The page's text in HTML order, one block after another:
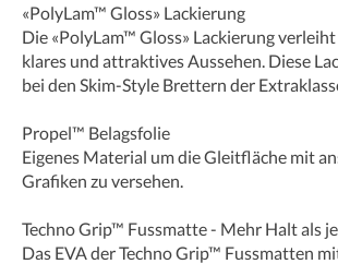
«PolyLam™ Gloss» Lackierung
Die «PolyLam™ Gloss» Lackierung
klares und attraktives Aussehen. Diese
bei den Skim-Style Brettern der
Propel™ Belagsfolie
Eigenes Material um die Gleitfläche mit
Grafiken zu versehen.
Techno Grip™ Fussmatte - Mehr Halt als
Das EVA der Techno Grip™ Fussmatten